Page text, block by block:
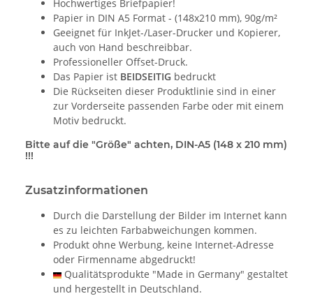
Hochwertiges Briefpapier!
Papier in DIN A5 Format - (148x210 mm), 90g/m²
Geeignet für InkJet-/Laser-Drucker und Kopierer,
auch von Hand beschreibbar.
Professioneller Offset-Druck.
Das Papier ist BEIDSEITIG bedruckt
Die Rückseiten dieser Produktlinie sind in einer
zur Vorderseite passenden Farbe oder mit einem
Motiv bedruckt.
Bitte auf die "Größe" achten, DIN-A5 (148 x 210 mm)
!!!
Zusatzinformationen
Durch die Darstellung der Bilder im Internet kann
es zu leichten Farbabweichungen kommen.
Produkt ohne Werbung, keine Internet-Adresse
oder Firmenname abgedruckt!
Qualitätsprodukte "Made in Germany" gestaltet
und hergestellt in Deutschland.